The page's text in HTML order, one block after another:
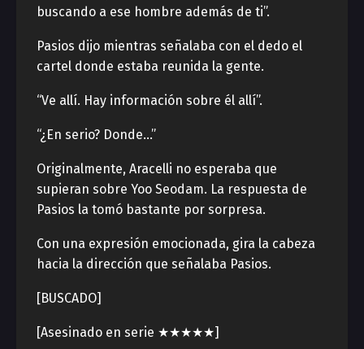
buscando a ese hombre además de ti”.
Pasios dijo mientras señalaba con el dedo el
cartel donde estaba reunida la gente.
“Ve allí. Hay información sobre él allí”.
“¿En serio? Donde…”
Originalmente, Aracelli no esperaba que
supieran sobre Yoo Seodam. La respuesta de
Pasios la tomó bastante por sorpresa.
Con una expresión emocionada, gira la cabeza
hacia la dirección que señalaba Pasios.
[BUSCADO]
[Asesinado en serie ★★★★★]